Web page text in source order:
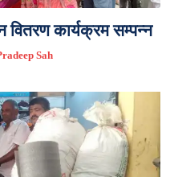
कार्यक्रम सम्पन्न
Sah